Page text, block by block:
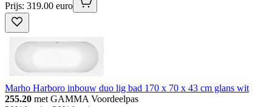
Prijs: 319.00 euro
Marho Harboro inbouw duo lig bad 170 x 70 x 43 cm glans wit
255.20 met GAMMA Voordeelpas